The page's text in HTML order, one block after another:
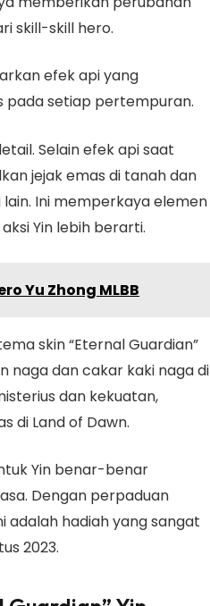
skill-skill hero.
efek api yang
pada setiap pertempuran.
Selain efek api saat
jejak emas di tanah dan
Ini memperkaya elemen
Yin lebih berarti.
Yu Zhong MLBB
skin “Eternal Guardian”
naga dan cakar kaki naga di
dan kekuatan,
di Land of Dawn.
Yin benar-benar
Dengan perpaduan
adalah hadiah yang sangat
2023.